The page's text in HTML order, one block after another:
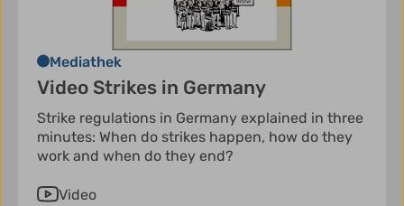
Mediathek
Video Strikes in Germany
Strike regulations in Germany explained in three
minutes: When do strikes happen, how do they
work and when do they end?
Video